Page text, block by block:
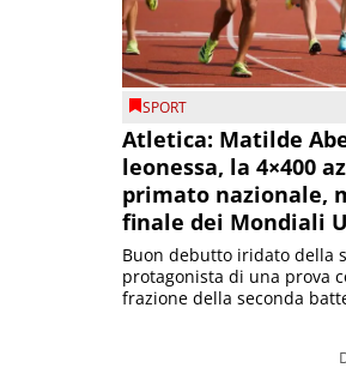
SPORT
Atletica: Matilde
leonessa, la 4×400
primato nazionale,
finale dei Mondiali
Buon debutto iridato della
protagonista di una prova
frazione della seconda